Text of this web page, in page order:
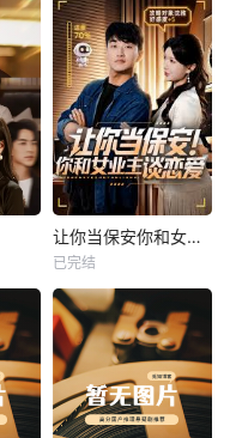
未知
热播
未知
让你当保安你和女业主谈恋爱
已完结